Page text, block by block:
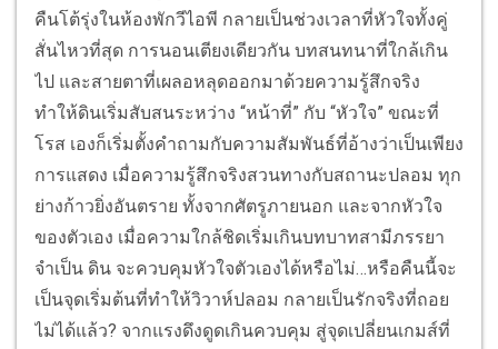
คืนโต้รุ่งในห้องพักวีไอพี กลายเป็นช่วงเวลาที่หัวใจทั้งคู่
สั่นไหวที่สุด การนอนเตียงเดียวกัน บทสนทนาที่ใกล้เกิน
ไป และสายตาที่เผลอหลุดออกมาด้วยความรู้สึกจริง
ทำให้ดินเริ่มสับสนระหว่าง “หน้าที่” กับ “หัวใจ” ขณะที่
โรส เองก็เริ่มตั้งคำถามกับความสัมพันธ์ที่อ้างว่าเป็นเพียง
การแสดง เมื่อความรู้สึกจริงสวนทางกับสถานะปลอม ทุก
ย่างก้าวยิ่งอันตราย ทั้งจากศัตรูภายนอก และจากหัวใจ
ของตัวเอง เมื่อความใกล้ชิดเริ่มเกินบทบาทสามีภรรยา
จำเป็น ดิน จะควบคุมหัวใจตัวเองได้หรือไม่…หรือคืนนี้จะ
เป็นจุดเริ่มต้นที่ทำให้วิวาห์ปลอม กลายเป็นรักจริงที่ถอย
ไม่ได้แล้ว? จากแรงดึงดูดเกินควบคุม สู่จุดเปลี่ยนเกมส์ที่